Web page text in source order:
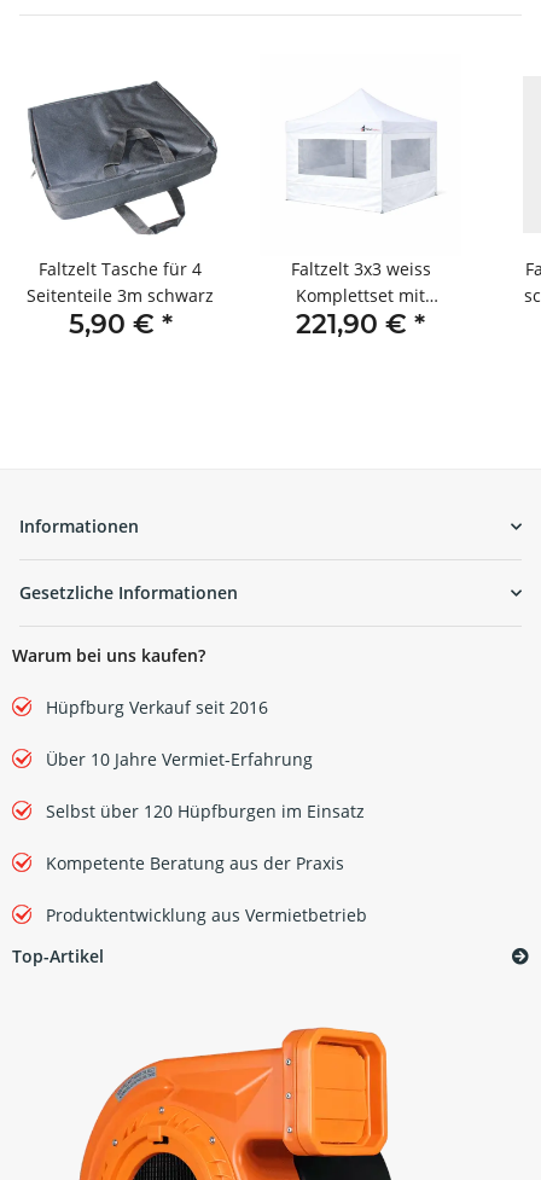
Faltzelt Tasche für 4
Seitenteile 3m schwarz
5,90 € *
Faltzelt 3x3 weiss
Komplettset mit
Seitenteilen
221,90 € *
Informationen
Gesetzliche Informationen
Warum bei uns kaufen?
Hüpfburg Verkauf seit 2016
Über 10 Jahre Vermiet-Erfahrung
Selbst über 120 Hüpfburgen im Einsatz
Kompetente Beratung aus der Praxis
Produktentwicklung aus Vermietbetrieb
Top-Artikel